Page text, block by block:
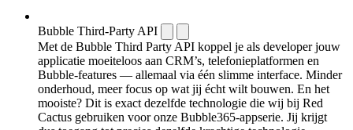
Bubble Third-Party API
Met de Bubble Third Party API koppel je als developer jouw
applicatie moeiteloos aan CRM’s, telefonieplatformen en
Bubble-features — allemaal via één slimme interface. Minder
onderhoud, meer focus op wat jij écht wilt bouwen. En het
mooiste? Dit is exact dezelfde technologie die wij bij Red
Cactus gebruiken voor onze Bubble365-appserie. Jij krijgt